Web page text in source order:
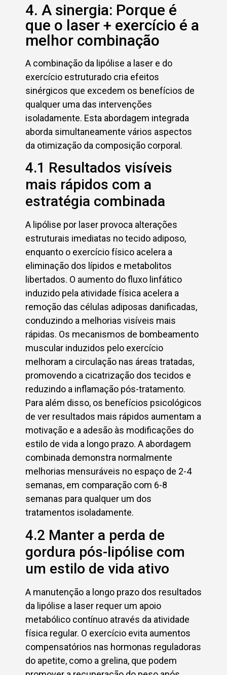
4. A sinergia: Porque é
que o laser + exercício é a
melhor combinação
A combinação da lipólise a laser e do
exercício estruturado cria efeitos
sinérgicos que excedem os benefícios de
qualquer uma das intervenções
isoladamente. Esta abordagem integrada
aborda simultaneamente vários aspectos
da otimização da composição corporal.
4.1 Resultados visíveis
mais rápidos com a
estratégia combinada
A lipólise por laser provoca alterações
estruturais imediatas no tecido adiposo,
enquanto o exercício físico acelera a
eliminação dos lípidos e metabolitos
libertados. O aumento do fluxo linfático
induzido pela atividade física acelera a
remoção das células adiposas danificadas,
conduzindo a melhorias visíveis mais
rápidas. Os mecanismos de bombeamento
muscular induzidos pelo exercício
melhoram a circulação nas áreas tratadas,
promovendo a cicatrização dos tecidos e
reduzindo a inflamação pós-tratamento.
Para além disso, os benefícios psicológicos
de ver resultados mais rápidos aumentam a
motivação e a adesão às modificações do
estilo de vida a longo prazo. A abordagem
combinada demonstra normalmente
melhorias mensuráveis no espaço de 2-4
semanas, em comparação com 6-8
semanas para qualquer um dos
tratamentos isoladamente.
4.2 Manter a perda de
gordura pós-lipólise com
um estilo de vida ativo
A manutenção a longo prazo dos resultados
da lipólise a laser requer um apoio
metabólico contínuo através da atividade
física regular. O exercício evita aumentos
compensatórios nas hormonas reguladoras
do apetite, como a grelina, que podem